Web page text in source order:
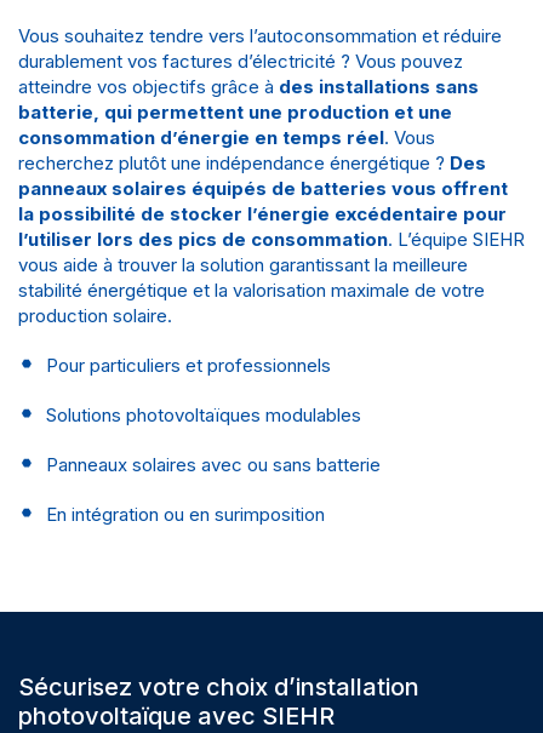
Vous souhaitez tendre vers l’autoconsommation et réduire
durablement vos factures d’électricité ? Vous pouvez
atteindre vos objectifs grâce à des installations sans
batterie, qui permettent une production et une
consommation d’énergie en temps réel. Vous
recherchez plutôt une indépendance énergétique ? Des
panneaux solaires équipés de batteries vous offrent
la possibilité de stocker l’énergie excédentaire pour
l’utiliser lors des pics de consommation. L’équipe SIEHR
vous aide à trouver la solution garantissant la meilleure
stabilité énergétique et la valorisation maximale de votre
production solaire.
Pour particuliers et professionnels
Solutions photovoltaïques modulables
Panneaux solaires avec ou sans batterie
En intégration ou en surimposition
Sécurisez votre choix d’installation
photovoltaïque avec SIEHR